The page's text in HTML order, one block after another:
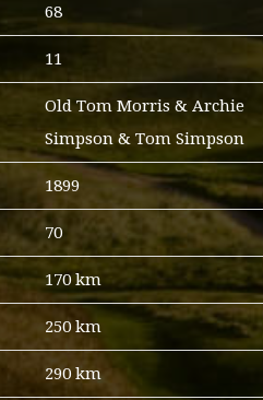
68
11
Old Tom Morris & Archie
Simpson & Tom Simpson
1899
70
170 km
250 km
290 km